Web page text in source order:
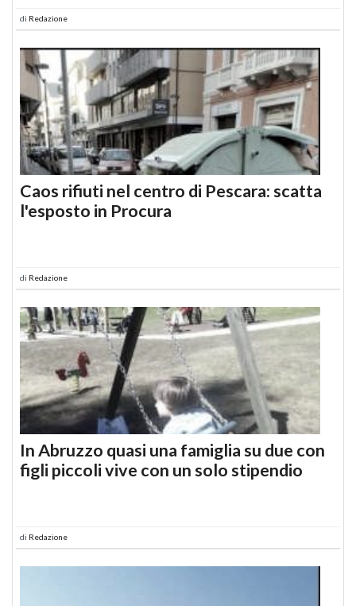
di Redazione
Caos rifiuti nel centro di Pescara: scatta
l'esposto in Procura
di Redazione
In Abruzzo quasi una famiglia su due con
figli piccoli vive con un solo stipendio
di Redazione